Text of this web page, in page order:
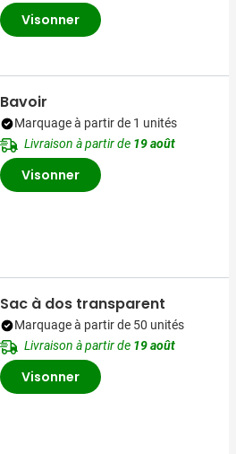
Visonner
Bavoir
Marquage à partir de 1 unités
Livraison à partir de 19 août
Visonner
Sac à dos transparent
Marquage à partir de 50 unités
Livraison à partir de 19 août
Visonner